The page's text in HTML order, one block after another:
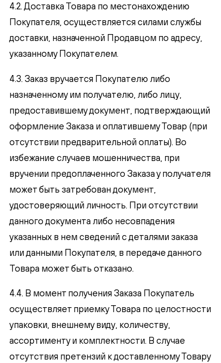
4.2. Доставка Товара по местонахождению
Покупателя, осуществляется силами службы
доставки, назначенной Продавцом по адресу,
указанному Покупателем.
4.3. Заказ вручается Покупателю либо
назначенному им получателю, либо лицу,
предоставившему документ, подтверждающий
оформление Заказа и оплатившему Товар (при
отсутствии предварительной оплаты). Во
избежание случаев мошенничества, при
вручении предоплаченного Заказа у получателя
может быть затребован документ,
удостоверяющий личность. При отсутствии
данного документа либо несовпадения
указанных в нем сведений с деталями заказа
или данными Покупателя, в передаче данного
Товара может быть отказано.
4.4. В момент получения Заказа Покупатель
осуществляет приемку Товара по целостности
упаковки, внешнему виду, количеству,
ассортименту и комплектности. В случае
отсутствия претензий к доставленному Товару
Введи код подтверждения*
Нажимая кнопку “Подписаться”, вы
соглашаетесь на обработку персональных
данных в соответствии сПолитикой
конфиденциальности